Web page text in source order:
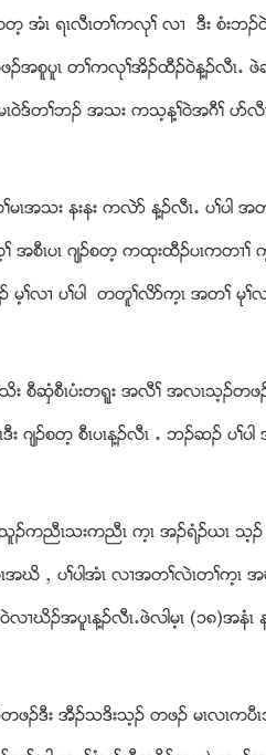
အံၚ ရၚလီၚတႈကလုႈ လ႕ ဒီး စံးဘ
ပူၚ တႈကလုႈအိဥထီဥ၀ဲန႔ဥလီၚ’ ဖဲ
ဒ္တႈဘဥ အသး ကသ့န႔ႈ၀ဲအဂီႈ ပဏ
ၚအသး နးနး ကလဲဏ န႔ဥလီၚ’ ပႈပ
ႈ အစီၚပၚ ဂ်ဥစတ့ ကထုးထီဥပၚကတ႕
ဆဥ မ့ႈလ႕ ပႈပါ တတူႈလိဏက့ၚ အတ
း စီဆွံစီၚပံးတရူး အလီႈ အလၚသ့ဥတဖ
ဥစတ့ စီၚပၚန႔ဥလီၚ ’ ဘဥဆဥ ပႈ
ဥကညီၚသးကညီၚ က့ၚ အဥရံဥဎၚ သ့
က့ၚအဃိ ယ ပႈပါအံၚ လ႕အတႈလဲၚတႈ
ဥအပူၚန႔ဥလီၚ’ဖဲလါမ့ၚ (၁၈)အနံၚ
တဖဥဒီး အီဥသဒိးသ့ဥ တဖဥ မၚလၚကပီ